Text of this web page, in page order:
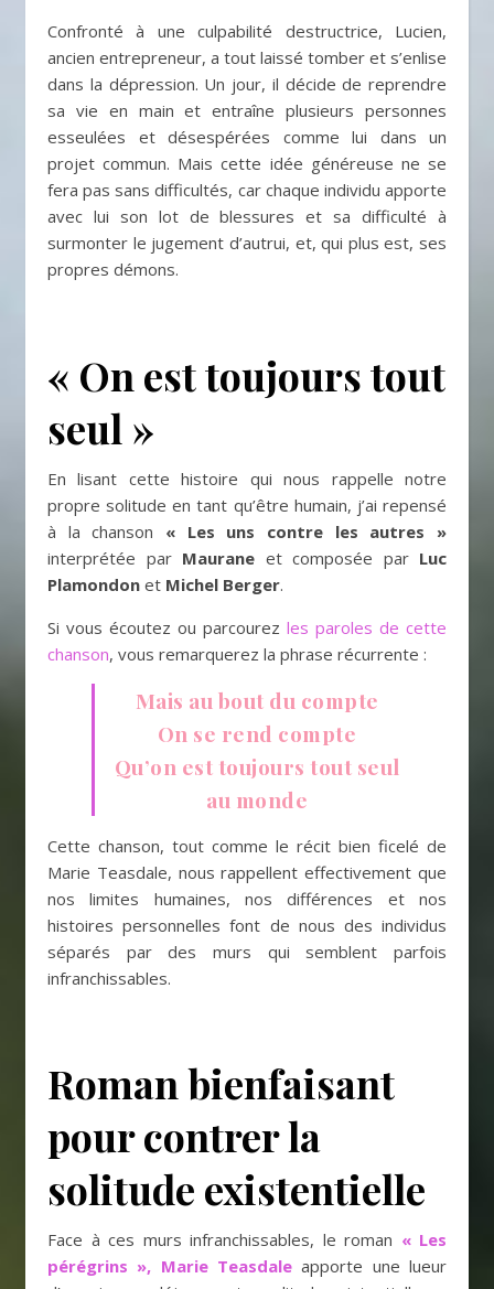
Confronté à une culpabilité destructrice, Lucien,
ancien entrepreneur, a tout laissé tomber et s’enlise
dans la dépression. Un jour, il décide de reprendre
sa vie en main et entraîne plusieurs personnes
esseulées et désespérées comme lui dans un
projet commun. Mais cette idée généreuse ne se
fera pas sans difficultés, car chaque individu apporte
avec lui son lot de blessures et sa difficulté à
surmonter le jugement d’autrui, et, qui plus est, ses
propres démons.
« On est toujours tout
seul »
En lisant cette histoire qui nous rappelle notre
propre solitude en tant qu’être humain, j’ai repensé
à la chanson « Les uns contre les autres »
interprétée par Maurane et composée par Luc
Plamondon et Michel Berger.
Si vous écoutez ou parcourez les paroles de cette
chanson, vous remarquerez la phrase récurrente :
Mais au bout du compte
On se rend compte
Qu’on est toujours tout seul
au monde
Cette chanson, tout comme le récit bien ficelé de
Marie Teasdale, nous rappellent effectivement que
nos limites humaines, nos différences et nos
histoires personnelles font de nous des individus
séparés par des murs qui semblent parfois
infranchissables.
Roman bienfaisant
pour contrer la
solitude existentielle
Face à ces murs infranchissables, le roman « Les
pérégrins », Marie Teasdale apporte une lueur